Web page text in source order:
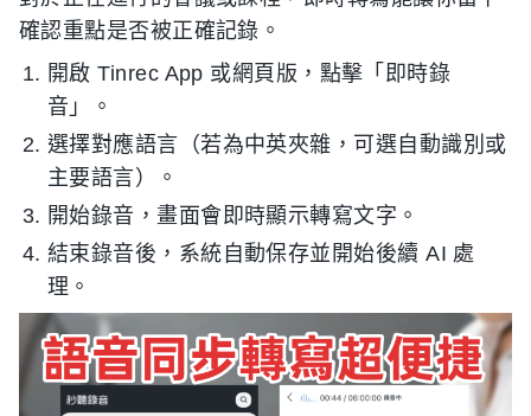
確認重點是否被正確記錄。
開啟 Tinrec App 或網頁版，點擊「即時錄
音」。
選擇對應語言（若為中英夾雜，可選自動識別或
主要語言）。
開始錄音，畫面會即時顯示轉寫文字。
結束錄音後，系統自動保存並開始後續 AI 處
理。